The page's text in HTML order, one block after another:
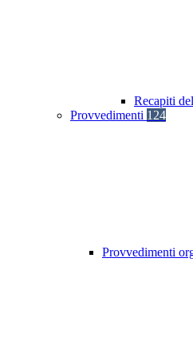
Recapiti
Provvedimenti 124
Provvedimenti